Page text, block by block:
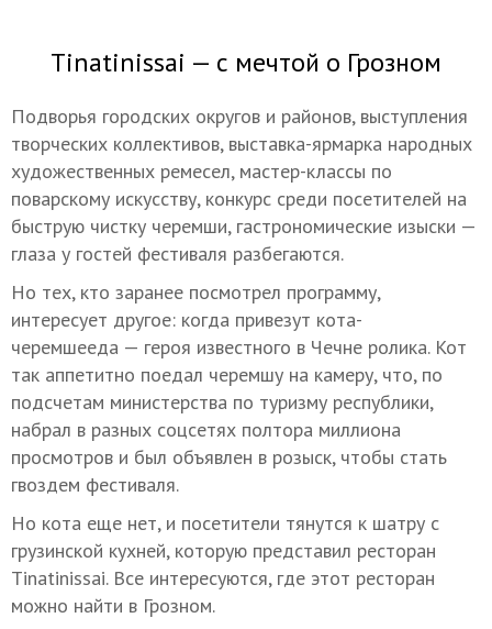
Tinatinissai — с мечтой о Грозном
Подворья городских округов и районов, выступления
творческих коллективов, выставка-ярмарка народных
художественных ремесел, мастер-классы по
поварскому искусству, конкурс среди посетителей на
быструю чистку черемши, гастрономические изыски —
глаза у гостей фестиваля разбегаются.
Но тех, кто заранее посмотрел программу,
интересует другое: когда привезут кота-
черемшееда — героя известного в Чечне ролика. Кот
так аппетитно поедал черемшу на камеру, что, по
подсчетам министерства по туризму республики,
набрал в разных соцсетях полтора миллиона
просмотров и был объявлен в розыск, чтобы стать
гвоздем фестиваля.
Но кота еще нет, и посетители тянутся к шатру с
грузинской кухней, которую представил ресторан
Tinatinissai. Все интересуются, где этот ресторан
можно найти в Грозном.